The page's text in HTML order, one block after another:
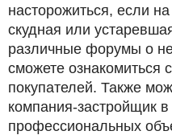
насторожиться, если
скудная или
различные форумы о
сможете ознакомиться
покупателей. Также
компания-застройщик
профессиональных